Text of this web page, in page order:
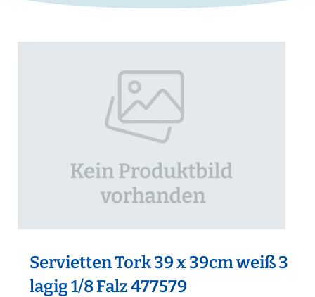
Servietten Tork 39 x 39cm weiß 3
lagig 1/8 Falz 477579